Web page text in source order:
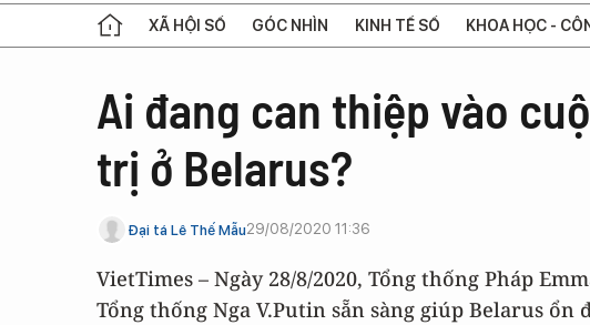
XÃ HỘI SỐ GÓC NHÌN KINH TẾ SỐ KHOA HỌC -
Ai đang can thiệp vào
trị ở Belarus?
Đại tá Lê Thế Mẫu29/08/2020 11:36
VietTimes – Ngày 28/8/2020, Tổng thống Pháp
Tổng thống Nga V.Putin sẵn sàng giúp Belarus